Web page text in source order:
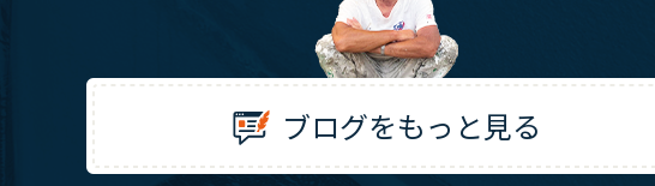
ブログをもっと見る